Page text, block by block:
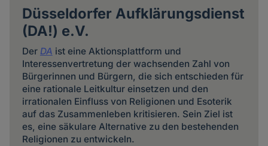
Düsseldorfer Aufklärungsdienst
(DA!) e.V.
Der DA ist eine Aktionsplattform und
Interessenvertretung der wachsenden Zahl von
Bürgerinnen und Bürgern, die sich entschieden für
eine rationale Leitkultur einsetzen und den
irrationalen Einfluss von Religionen und Esoterik
auf das Zusammenleben kritisieren. Sein Ziel ist
es, eine säkulare Alternative zu den bestehenden
Religionen zu entwickeln.